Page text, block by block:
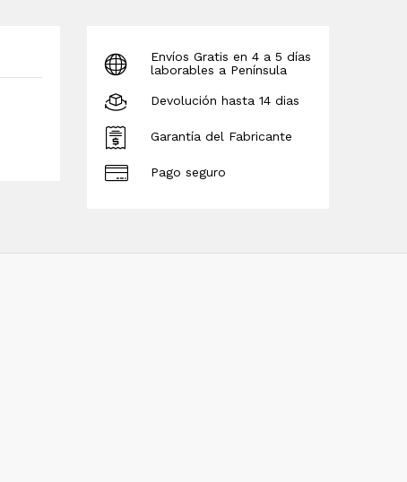
Envíos Gratis en 4 a 5 días
laborables a Península
Devolución hasta 14 dias
Garantía del Fabricante
Pago seguro